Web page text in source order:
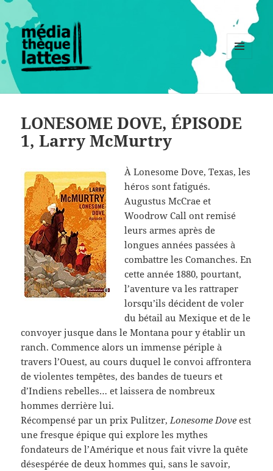
MENU
WIDGETS
LONESOME DOVE, ÉPISODE
1, Larry McMurtry
À Lonesome Dove, Texas, les
héros sont fatigués.
Augustus McCrae et
Woodrow Call ont remisé
leurs armes après de
longues années passées à
combattre les Comanches. En
cette année 1880, pourtant,
l’aventure va les rattraper
lorsqu’ils décident de voler
du bétail au Mexique et de le
convoyer jusque dans le Montana pour y établir un
ranch. Commence alors un immense périple à
travers l’Ouest, au cours duquel le convoi affrontera
de violentes tempêtes, des bandes de tueurs et
d’Indiens rebelles… et laissera de nombreux
hommes derrière lui.
Récompensé par un prix Pulitzer,Lonesome Doveest
une fresque épique qui explore les mythes
fondateurs de l’Amérique et nous fait vivre la quête
désespérée de deux hommes qui, sans le savoir,